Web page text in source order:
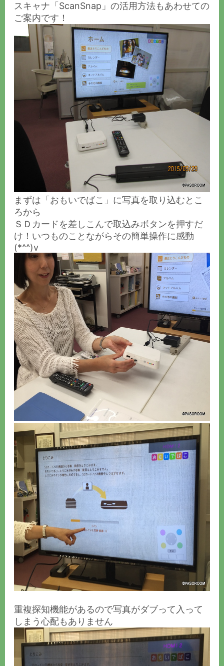
スキャナ「 ScanSnap 」の活用方法もあわせての
ご案内です！
まずは「おもいでばこ」に写真を取り込むとこ
ろから
ＳＤカードを差しこんで取込みボタンを押すだ
け！いつものことながらその簡単操作に感動
(*^^)v
重複探知機能があるので写真がダブって入って
しまう心配もありません